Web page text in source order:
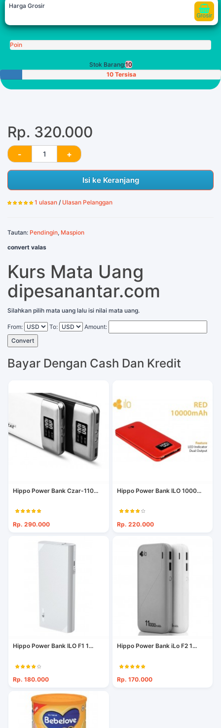
Harga Grosir
Poin
Stok Barang:10
10 Tersisa
Rp. 320.000
Isi ke Keranjang
1 ulasan / Ulasan Pelanggan
Tautan: Pendingin, Maspion
convert valas
Kurs Mata Uang
dipesanantar.com
Silahkan pilih mata uang lalu isi nilai mata uang.
From: To:
Amount:
Convert
Bayar Dengan Cash Dan Kredit
Hippo Power Bank Czar-110...
Rp. 290.000
Hippo Power Bank ILO 1000...
Rp. 220.000
Hippo Power Bank ILO F1 1...
Rp. 180.000
Hippo Power Bank iLo F2 1...
Rp. 170.000